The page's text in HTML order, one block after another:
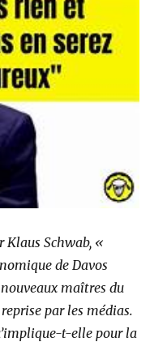
Klaus Schwab, «
de Davos
maîtres du
par les médias.
t-elle pour la